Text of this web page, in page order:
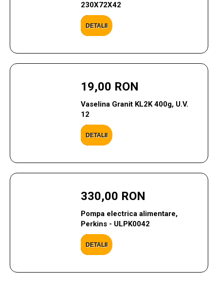
230X72X42
DETALII
19,00 RON
Vaselina Granit KL2K 400g, U.V.
12
DETALII
330,00 RON
Pompa electrica alimentare,
Perkins - ULPK0042
DETALII